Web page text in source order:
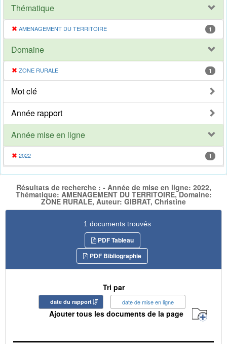
Thématique
AMENAGEMENT DU TERRITOIRE 1
Domaine
ZONE RURALE 1
Mot clé
Année rapport
Année mise en ligne
2022 1
Résultats de recherche : - Année de mise en ligne: 2022,
Thématique: AMENAGEMENT DU TERRITOIRE, Domaine:
ZONE RURALE, Auteur: GIBRAT, Christine
1 documents trouvés
PDF Tableau
PDF Bibliographie
Tri par
date du rapport date de mise en ligne
Ajouter tous les documents de la page